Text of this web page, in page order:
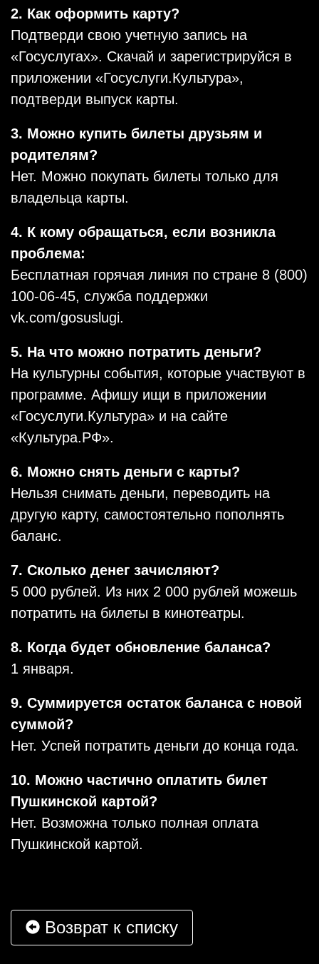
2. Как оформить карту?
Подтверди свою учетную запись на
«Госуслугах». Скачай и зарегистрируйся в
приложении «Госуслуги.Культура»,
подтверди выпуск карты.
3. Можно купить билеты друзьям и
родителям?
Нет. Можно покупать билеты только для
владельца карты.
4. К кому обращаться, если возникла
проблема:
Бесплатная горячая линия по стране 8 (800)
100-06-45, служба поддержки
vk.com/gosuslugi.
5. На что можно потратить деньги?
На культурны события, которые участвуют в
программе. Афишу ищи в приложении
«Госуслуги.Культура» и на сайте
«Культура.РФ».
6. Можно снять деньги с карты?
Нельзя снимать деньги, переводить на
другую карту, самостоятельно пополнять
баланс.
7. Сколько денег зачисляют?
5 000 рублей. Из них 2 000 рублей можешь
потратить на билеты в кинотеатры.
8. Когда будет обновление баланса?
1 января.
9. Суммируется остаток баланса с новой
суммой?
Нет. Успей потратить деньги до конца года.
10. Можно частично оплатить билет
Пушкинской картой?
Нет. Возможна только полная оплата
Пушкинской картой.
Возврат к списку